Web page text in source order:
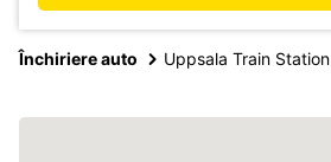
Închiriere auto Uppsala Train Station